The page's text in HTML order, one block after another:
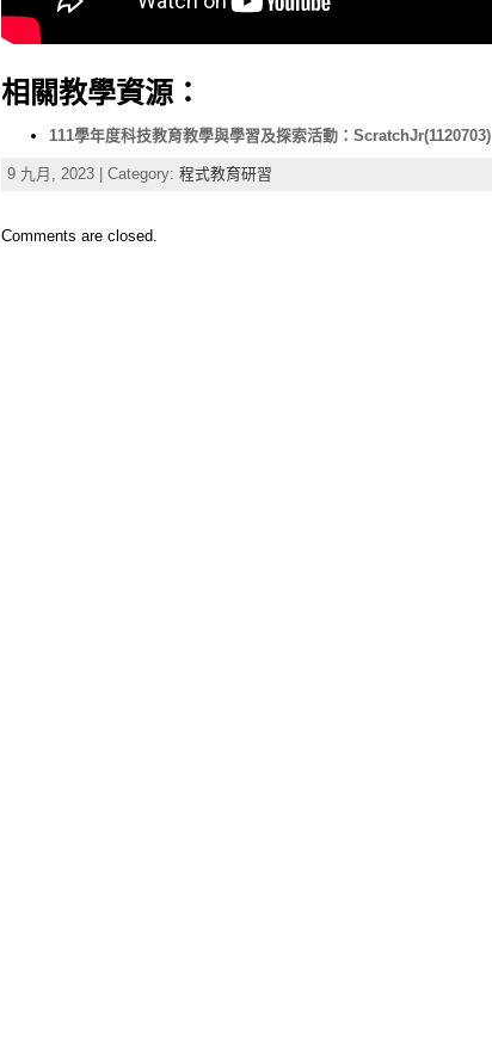
相關教學資源：
111學年度科技教育教學與學習及探索活動：ScratchJr(1120703)
9 九月, 2023 | Category: 程式教育研習
Comments are closed.